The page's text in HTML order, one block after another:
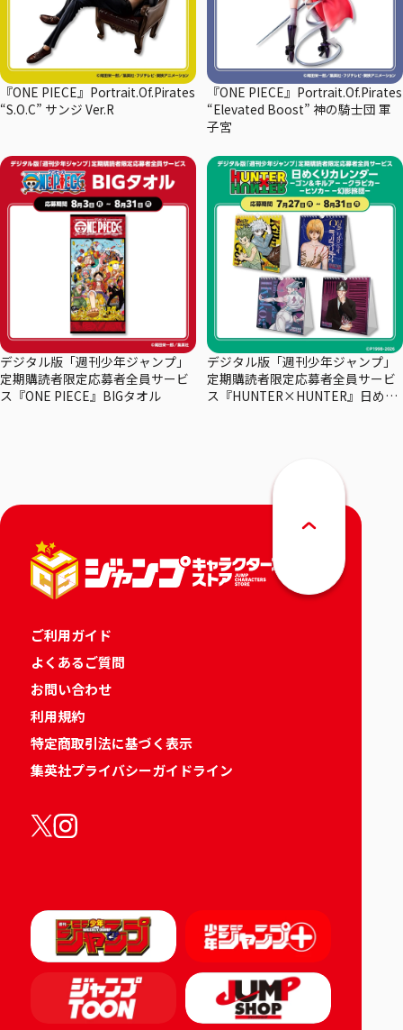
『ONE PIECE』Portrait.Of.Pirates
“S.O.C” サンジ Ver.R
『ONE PIECE』Portrait.Of.Pirates
“Elevated Boost” 神の騎士団 軍
子宮
デジタル版「週刊少年ジャンプ」
定期購読者限定応募者全員サービ
ス『ONE PIECE』BIGタオル
デジタル版「週刊少年ジャンプ」
定期購読者限定応募者全員サービ
ス『HUNTER×HUNTER』日めく
ご利用ガイド
よくあるご質問
お問い合わせ
利用規約
特定商取引法に基づく表示
集英社プライバシーガイドライン